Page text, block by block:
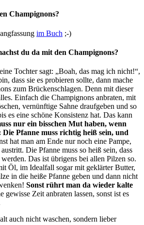
Champignons?
im Buch ;-)
du da mit den Champignons?
Tochter sagt: „Boah, das mag ich nicht!“,
dass sie es probieren sollte, dann mache
zum Brückenschlagen. Denn mit dieser
Einfach die Champignons anbraten, mit
vernünftige Sahne draufgeben und so
es eine schöne Konsistenz hat. Das kann
nur ein bisschen Mut haben, wenn
Pfanne muss richtig heiß sein, und
hat man am Ende nur noch eine Pampe,
Die Pfanne muss so heiß sein, dass
Das ist übrigens bei allen Pilzen so.
Öl, im Idealfall sogar mit geklärter Butter,
in die heiße Pfanne geben und dann nicht
Sonst rührt man da wieder kalte
gewisse Zeit anbraten lassen, sonst ist es
auch nicht waschen, sondern lieber